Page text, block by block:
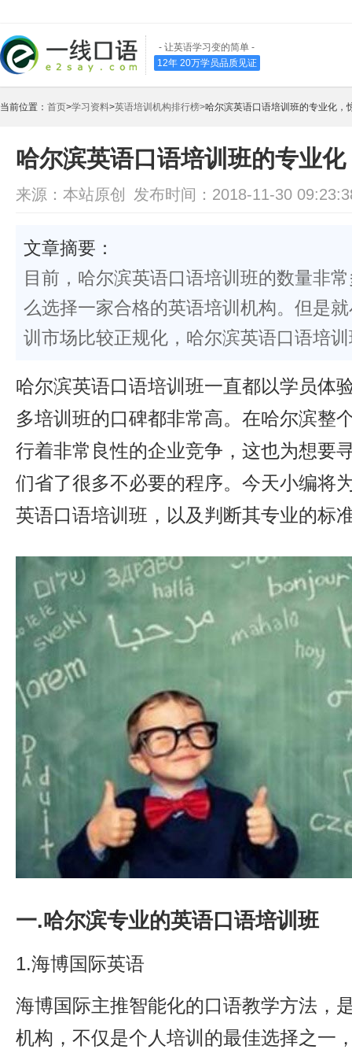
- 让英语学习变的简单 -
12年 20万学员品质见证
当前位置： 首页>学习资料>英语培训机构排行榜>哈尔滨英语口语培训班的专业化，
哈尔滨英语口语培训班的专业
来源：本站原创 发布时间：2018-11-30
文章摘要：
目前，哈尔滨英语口语培训班的数量非
么选择一家合格的英语培训机构。但是
训市场比较正规化，哈尔滨英语口语培
哈尔滨英语口语培训班一直都以学员体
多培训班的口碑都非常高。在哈尔滨整
行着非常良性的企业竞争，这也为想要
们省了很多不必要的程序。今天小编将
英语口语培训班，以及判断其专业的标
一.哈尔滨专业的英语口语培训班
1.海博国际英语
海博国际主推智能化的口语教学方法，
机构，不仅是个人培训的最佳选择之一